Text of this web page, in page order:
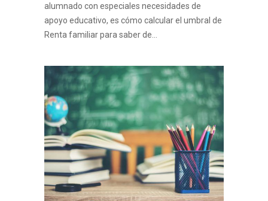
alumnado con especiales necesidades de
apoyo educativo, es cómo calcular el umbral de
Renta familiar para saber de…